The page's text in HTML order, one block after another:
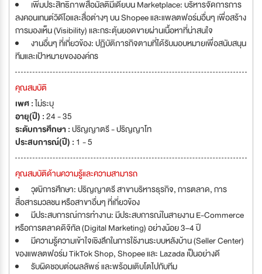
เพิ่มประสิทธิภาพสื่อมัลติมีเดียบน Marketplace: บริหารจัดการการ
ลงคอนเทนต์วิดีโอและสื่อต่างๆ บน Shopee และแพลตฟอร์มอื่นๆ เพื่อสร้าง
การมองเห็น (Visibility) และกระตุ้นยอดขายผ่านเนื้อหาที่น่าสนใจ
งานอื่นๆ ที่เกี่ยวข้อง: ปฏิบัติภารกิจตามที่ได้รับมอบหมายเพื่อสนับสนุน
ทีมและเป้าหมายขององค์กร
คุณสมบัติ
เพศ :ไม่ระบุ
อายุ(ปี) :24 - 35
ระดับการศึกษา :ปริญญาตรี - ปริญญาโท
ประสบการณ์(ปี) : 1 - 5
คุณสมบัติด้านความรู้และความสามารถ
วุฒิการศึกษา: ปริญญาตรี สาขาบริหารธุรกิจ, การตลาด, การ
สื่อสารมวลชน หรือสาขาอื่นๆ ที่เกี่ยวข้อง
มีประสบการณ์การทำงาน: มีประสบการณ์ในสายงาน E-Commerce
หรือการตลาดดิจิทัล (Digital Marketing) อย่างน้อย 3–4 ปี
มีความรู้ความเข้าใจเชิงลึกในการใช้งานระบบหลังบ้าน (Seller Center)
ของแพลตฟอร์ม TikTok Shop, Shopee และ Lazada เป็นอย่างดี
รับผิดชอบต่อผลลัพธ์ และพร้อมเติบโตไปกับทีม